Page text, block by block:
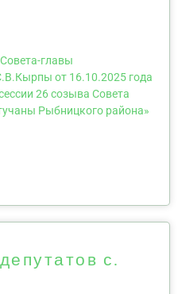
главы
от 16.10.2025 года
26 созыва Совета
Рыбницкого района»
с.